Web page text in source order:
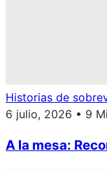
Historias de
6 julio, 2026 • 9
A la mesa: